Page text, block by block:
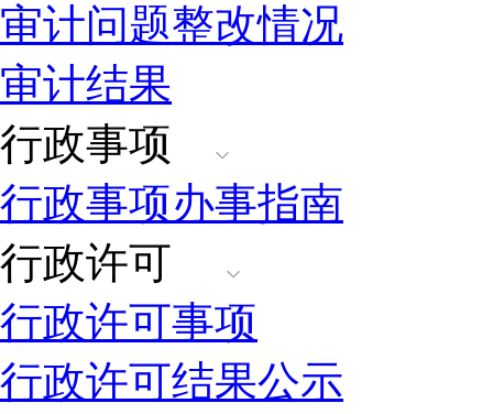
审计问题整改情况
审计结果
行政事项
行政事项办事指南
行政许可
行政许可事项
行政许可结果公示